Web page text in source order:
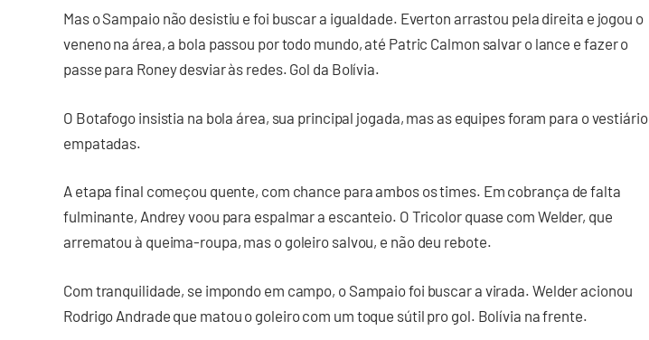
Mas o Sampaio não desistiu e foi buscar a igualdade. Everton arrastou pela direita e jogou o
veneno na área, a bola passou por todo mundo, até Patric Calmon salvar o lance e fazer o
passe para Roney desviar às redes. Gol da Bolívia.
O Botafogo insistia na bola área, sua principal jogada, mas as equipes foram para o vestiário
empatadas.
A etapa final começou quente, com chance para ambos os times. Em cobrança de falta
fulminante, Andrey voou para espalmar a escanteio. O Tricolor quase com Welder, que
arrematou à queima-roupa, mas o goleiro salvou, e não deu rebote.
Com tranquilidade, se impondo em campo, o Sampaio foi buscar a virada. Welder acionou
Rodrigo Andrade que matou o goleiro com um toque sútil pro gol. Bolívia na frente.